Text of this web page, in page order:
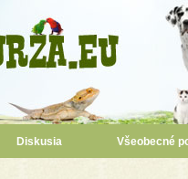
Diskusia Všeobecné